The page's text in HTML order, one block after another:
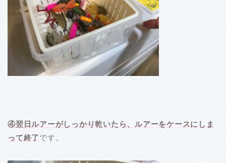
④翌日ルアーがしっかり乾いたら、ルアーをケースにしま
って終了です。